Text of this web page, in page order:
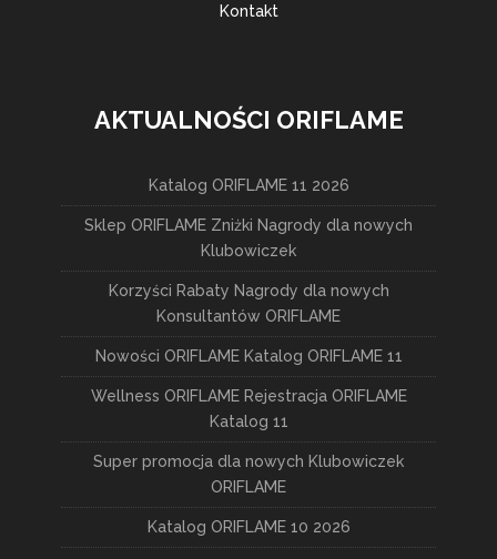
Kontakt
AKTUALNOŚCI ORIFLAME
Katalog ORIFLAME 11 2026
Sklep ORIFLAME Zniżki Nagrody dla nowych
Klubowiczek
Korzyści Rabaty Nagrody dla nowych
Konsultantów ORIFLAME
Nowości ORIFLAME Katalog ORIFLAME 11
Wellness ORIFLAME Rejestracja ORIFLAME
Katalog 11
Super promocja dla nowych Klubowiczek
ORIFLAME
Katalog ORIFLAME 10 2026